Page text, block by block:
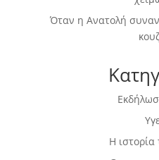
Όταν η Ανατολή
Η